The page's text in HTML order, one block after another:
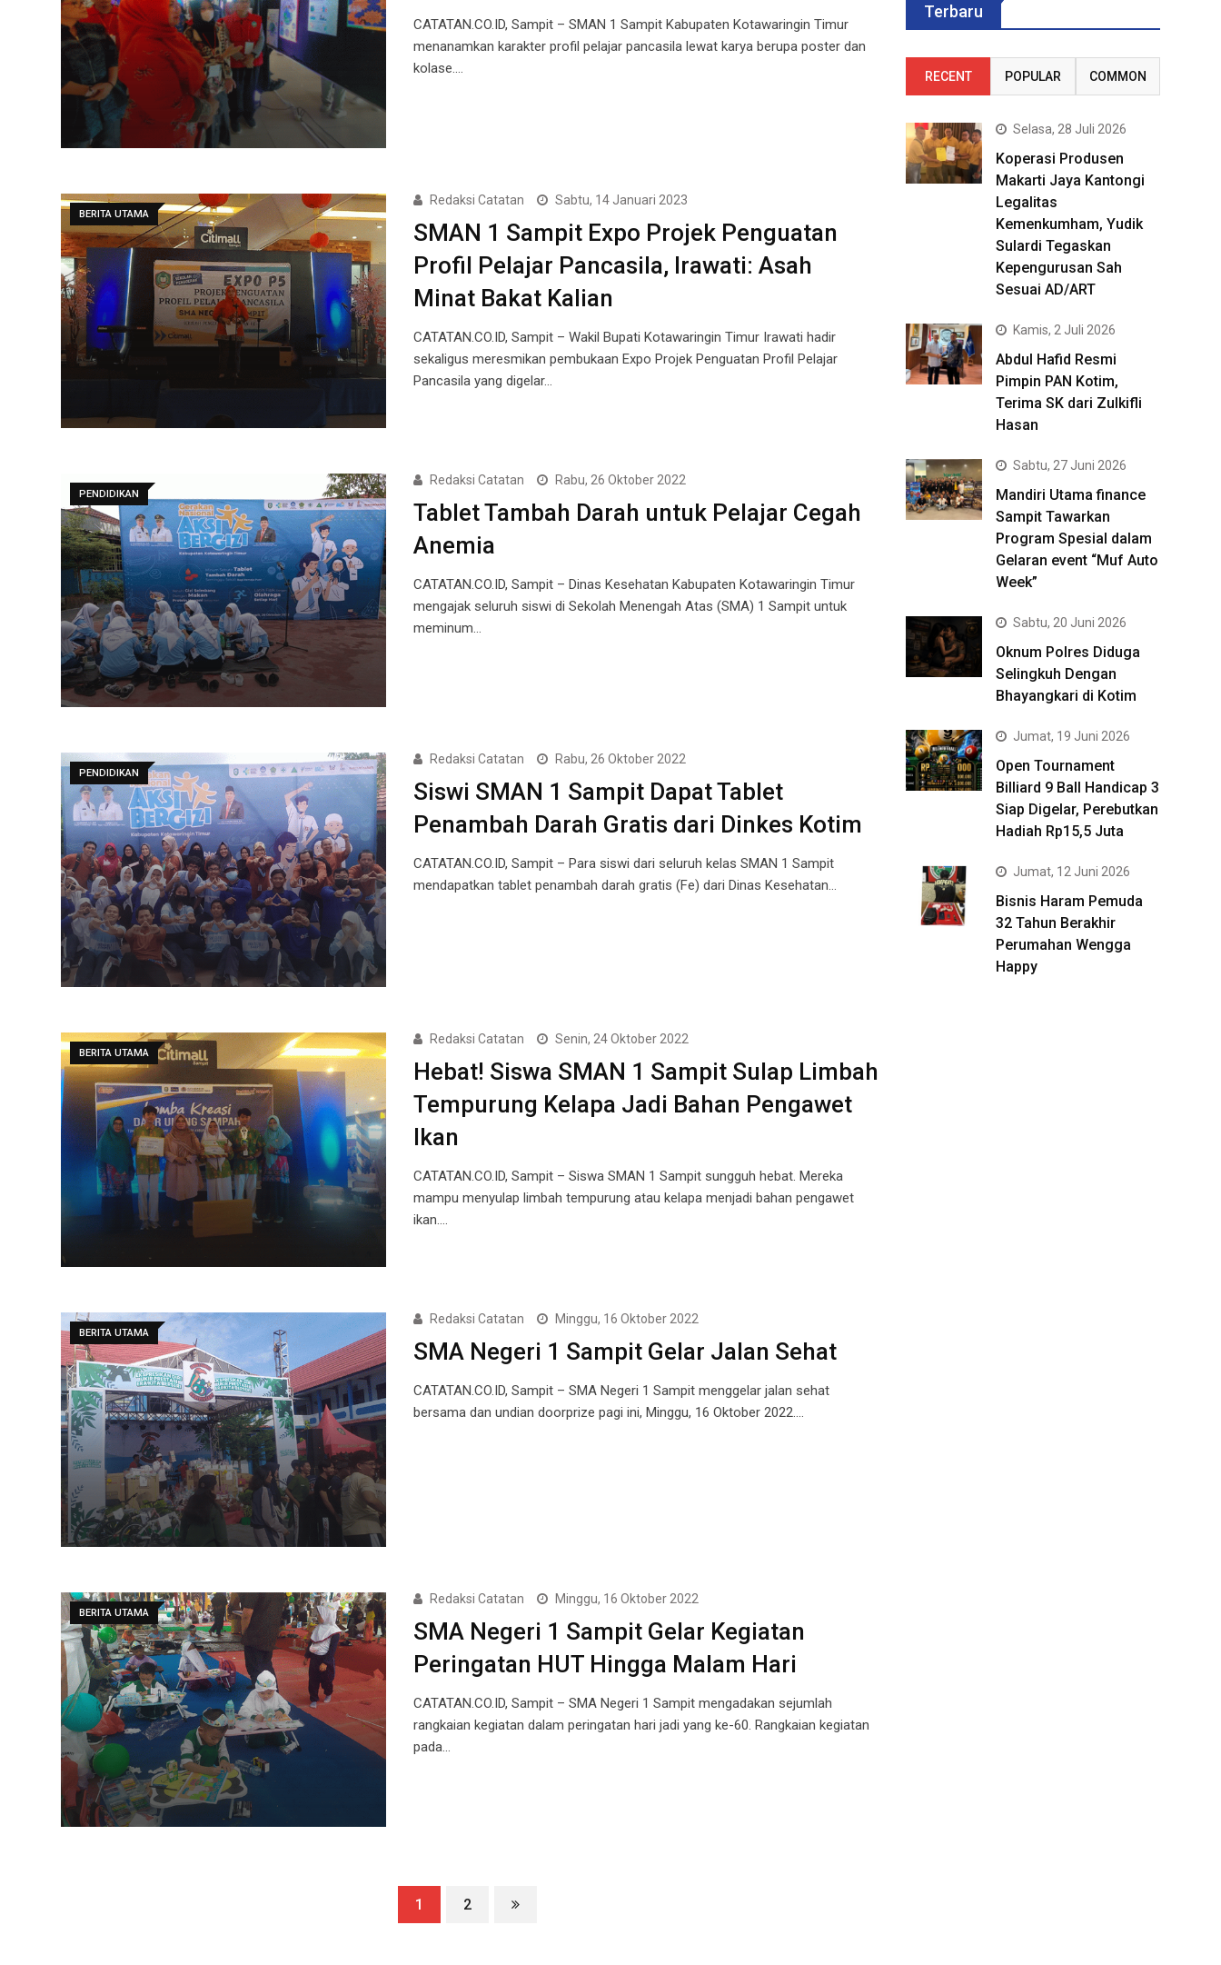
CATATAN.CO.ID, Sampit – SMAN 1 Sampit Kabupaten Kotawaringin Timur
menanamkan karakter profil pelajar pancasila lewat karya berupa poster dan
kolase.…
BERITA UTAMA
Redaksi Catatan Sabtu, 14 Januari 2023
SMAN 1 Sampit Expo Projek Penguatan
Profil Pelajar Pancasila, Irawati: Asah
Minat Bakat Kalian
CATATAN.CO.ID, Sampit – Wakil Bupati Kotawaringin Timur Irawati hadir
sekaligus meresmikan pembukaan Expo Projek Penguatan Profil Pelajar
Pancasila yang digelar…
PENDIDIKAN
Redaksi Catatan Rabu, 26 Oktober 2022
Tablet Tambah Darah untuk Pelajar Cegah
Anemia
CATATAN.CO.ID, Sampit – Dinas Kesehatan Kabupaten Kotawaringin Timur
mengajak seluruh siswi di Sekolah Menengah Atas (SMA) 1 Sampit untuk
meminum…
PENDIDIKAN
Redaksi Catatan Rabu, 26 Oktober 2022
Siswi SMAN 1 Sampit Dapat Tablet
Penambah Darah Gratis dari Dinkes Kotim
CATATAN.CO.ID, Sampit – Para siswi dari seluruh kelas SMAN 1 Sampit
mendapatkan tablet penambah darah gratis (Fe) dari Dinas Kesehatan…
BERITA UTAMA
Redaksi Catatan Senin, 24 Oktober 2022
Hebat! Siswa SMAN 1 Sampit Sulap Limbah
Tempurung Kelapa Jadi Bahan Pengawet
Ikan
CATATAN.CO.ID, Sampit – Siswa SMAN 1 Sampit sungguh hebat. Mereka
mampu menyulap limbah tempurung atau kelapa menjadi bahan pengawet
ikan.…
BERITA UTAMA
Redaksi Catatan Minggu, 16 Oktober 2022
SMA Negeri 1 Sampit Gelar Jalan Sehat
CATATAN.CO.ID, Sampit – SMA Negeri 1 Sampit menggelar jalan sehat
bersama dan undian doorprize pagi ini, Minggu, 16 Oktober 2022.…
BERITA UTAMA
Redaksi Catatan Minggu, 16 Oktober 2022
SMA Negeri 1 Sampit Gelar Kegiatan
Peringatan HUT Hingga Malam Hari
CATATAN.CO.ID, Sampit – SMA Negeri 1 Sampit mengadakan sejumlah
rangkaian kegiatan dalam peringatan hari jadi yang ke-60. Rangkaian kegiatan
pada…
1 2
Terbaru
RECENT POPULAR COMMON
Selasa, 28 Juli 2026
Koperasi Produsen
Makarti Jaya Kantongi
Legalitas
Kemenkumham, Yudik
Sulardi Tegaskan
Kepengurusan Sah
Sesuai AD/ART
Kamis, 2 Juli 2026
Abdul Hafid Resmi
Pimpin PAN Kotim,
Terima SK dari Zulkifli
Hasan
Sabtu, 27 Juni 2026
Mandiri Utama finance
Sampit Tawarkan
Program Spesial dalam
Gelaran event “Muf Auto
Week”
Sabtu, 20 Juni 2026
Oknum Polres Diduga
Selingkuh Dengan
Bhayangkari di Kotim
Jumat, 19 Juni 2026
Open Tournament
Billiard 9 Ball Handicap 3
Siap Digelar, Perebutkan
Hadiah Rp15,5 Juta
Jumat, 12 Juni 2026
Bisnis Haram Pemuda
32 Tahun Berakhir
Perumahan Wengga
Happy